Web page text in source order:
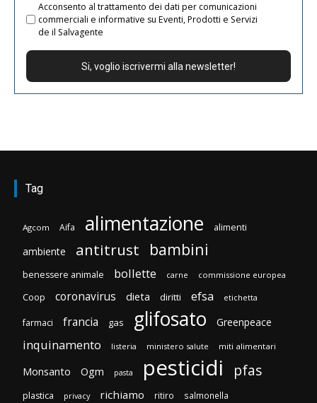
Acconsento al trattamento dei dati per comunicazioni
commerciali e informative su Eventi, Prodotti e Servizi
de il Salvagente
Tag
Agcom Aifa alimentazione alimenti
ambiente antitrust bambini
benessere animale bollette carne commissione europea
Coop coronavirus dieta diritti efsa etichetta
farmaci francia gas glifosato Greenpeace
inquinamento listeria ministero salute miti alimentari
Monsanto Ogm pasta pesticidi pfas
plastica privacy richiamo ritiro salmonella